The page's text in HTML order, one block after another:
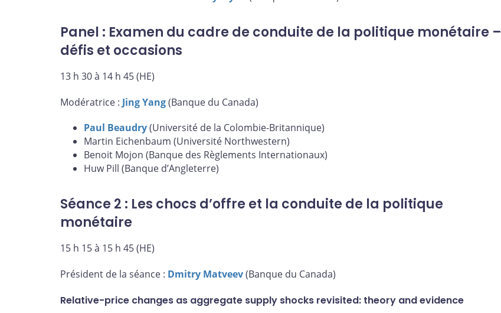
Panel : Examen du cadre de conduite de la politique monétaire –
défis et occasions
13 h 30 à 14 h 45 (HE)
Modératrice : Jing Yang(Banque du Canada)
Paul Beaudry(Université de la Colombie-Britannique)
Martin Eichenbaum (Université Northwestern)
Benoit Mojon (Banque des Règlements Internationaux)
Huw Pill (Banque d’Angleterre)
Séance 2 : Les chocs d’offre et la conduite de la politique
monétaire
15 h 15 à 15 h 45 (HE)
Président de la séance : Dmitry Matveev(Banque du Canada)
Relative-price changes as aggregate supply shocks revisited: theory and evidence